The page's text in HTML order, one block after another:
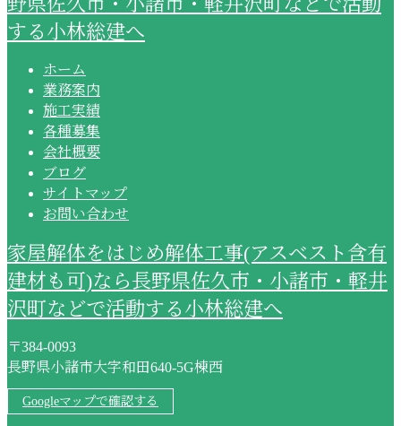
する小林総建へ
ホーム
業務案内
施工実績
各種募集
会社概要
ブログ
サイトマップ
お問い合わせ
家屋解体をはじめ解体工事(アスベスト含有
建材も可)なら長野県佐久市・小諸市・軽井
沢町などで活動する小林総建へ
〒384-0093
長野県小諸市大字和田640-5G棟西
Googleマップで確認する